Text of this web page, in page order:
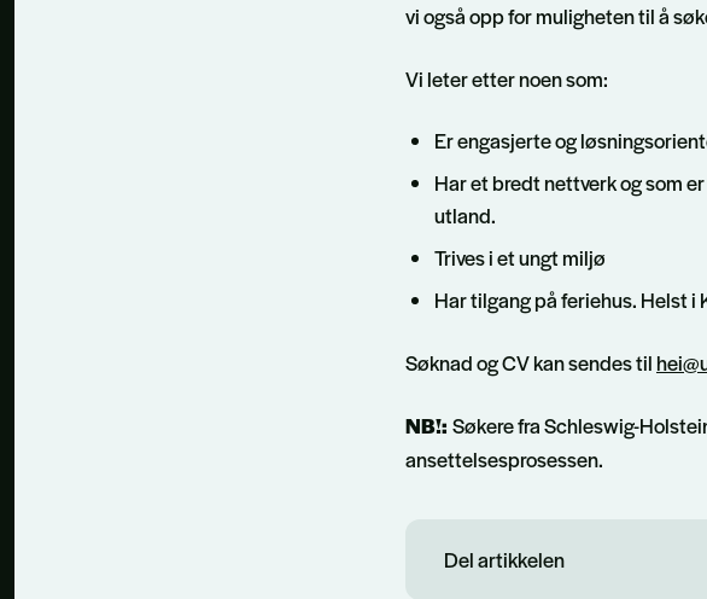
vi også opp for muligheten til å
Vi leter etter noen som:
Er engasjerte og
Har et bredt nettverk og som
utland.
Trives i et ungt miljø
Har tilgang på feriehus. Helst i
Søknad og CV kan sendes til
NB!: Søkere fra Schleswig-
ansettelsesprosessen.
Del artikkelen